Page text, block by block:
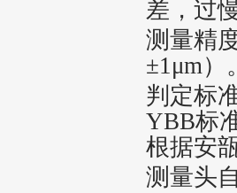
差，过
测量精
±1μm）
判定标
YBB标
根据安
测量头